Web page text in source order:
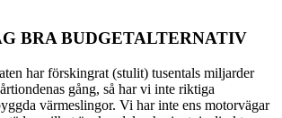
BRA BUDGETALTERNATIV
har förskingrat (stulit) tusentals miljarder
gång, så har vi inte riktiga
värmeslingor. Vi har inte ens motorvägar